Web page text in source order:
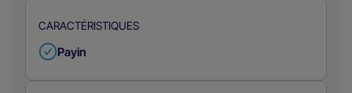
CARACTÉRISTIQUES
Payin